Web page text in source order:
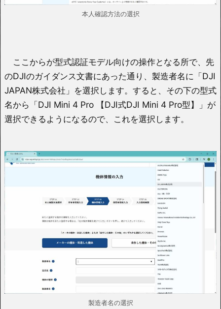
本人確認方法の選択
ここからが型式認証モデル向けの操作となる所で、先
のDJIのガイダンス文書にあった通り、製造者名に「DJI
JAPAN株式会社」を選択します。すると、その下の型式
名から「DJI Mini 4 Pro 【DJI式DJI Mini 4 Pro型】」が
選択できるようになるので、これを選択します。
製造者名の選択